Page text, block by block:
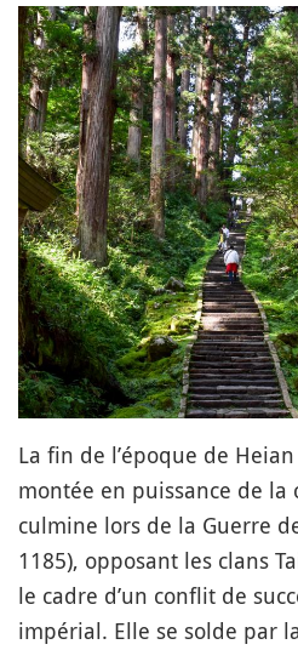
La fin de l’époque de
montée en puissance de la
culmine lors de la Guerre
1185), opposant les clans
le cadre d’un conflit de
impérial. Elle se solde par